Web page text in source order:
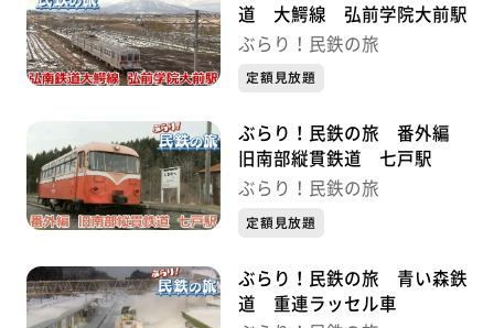
道 大鰐線 弘前学院大前駅
ぶらり！民鉄の旅
定額見放題
ぶらり！民鉄の旅 番外編
旧南部縦貫鉄道 七戸駅
ぶらり！民鉄の旅
定額見放題
ぶらり！民鉄の旅 青い森鉄
道 重連ラッセル車